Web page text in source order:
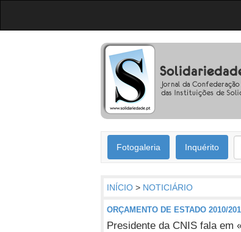
Fotogaleria Inquérito
INÍCIO > NOTICIÁRIO
ORÇAMENTO DE ESTADO 2010/
Presidente da CNIS fala em